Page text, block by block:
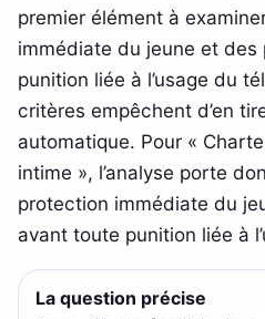
premier élément à
immédiate du jeune et des
punition liée à l’usage du
critères empêchent d’en
automatique. Pour «
intime », l’analyse porte
protection immédiate du
avant toute punition liée à
La question précise